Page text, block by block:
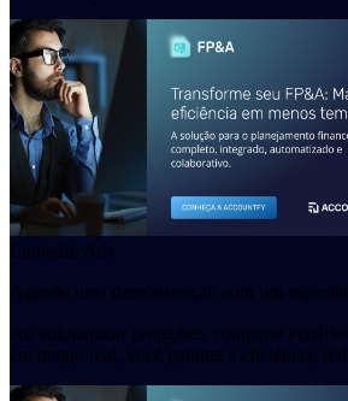
LinkedIn Ads
Agende uma demonstração com um
Ao automatizar projeções, comparar
em tempo real, você garante a eficiência,